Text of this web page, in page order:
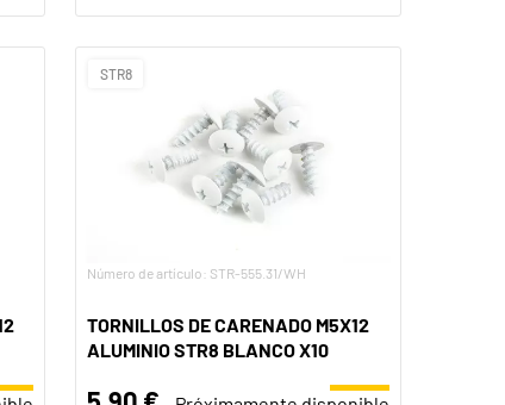
STR8
Número de artículo: STR-555.31/WH
TORNILLOS DE CARENADO M5X12
ALUMINIO STR8 BLANCO X10